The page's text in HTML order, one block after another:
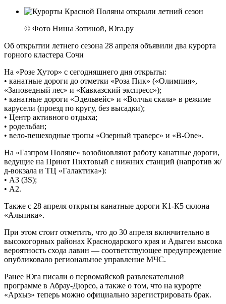
© Фото Нины Зотиной, Юга.ру
Об открытии летнего сезона 28 апреля объявили два курорта
горного кластера Сочи
На «Розе Хутор» с сегодняшнего дня открыты:
• канатные дороги до отметки «Роза Пик» («Олимпия»,
«Заповедный лес» и «Кавказский экспресс»);
• канатные дороги «Эдельвейс» и «Волчья скала» в режиме
карусели (проезд по кругу, без высадки);
• Центр активного отдыха;
• родельбан;
• вело-пешеходные тропы «Озерный траверс» и «B-One».
На «Газпром Поляне» возобновляют работу канатные дороги,
ведущие на Приют Пихтовый с нижних станций (напротив ж/
д-вокзала и ТЦ «Галактика»):
• А3 (3S);
• А2.
Также с 28 апреля открыты канатные дороги К1-К5 склона
«Альпика».
При этом стоит отметить, что до 30 апреля включительно в
высокогорных районах Краснодарского края и Адыгеи высока
вероятность схода лавин — соответствующее предупреждение
опубликовало региональное управление МЧС.
Ранее Юга писали о первомайской развлекательной
программе в Абрау-Дюрсо, а также о том, что на курорте
«Архыз» теперь можно официально зарегистрировать брак.